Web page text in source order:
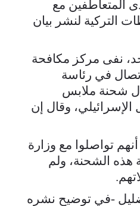
المتعاطفين مع
التركية لنشر بيان
نفى مركز مكافحة
في رئاسة
شحنة ملابس
وقال إن
تواصلوا مع وزارة
هذه الشحنة، ولم
-في توضيح نشره